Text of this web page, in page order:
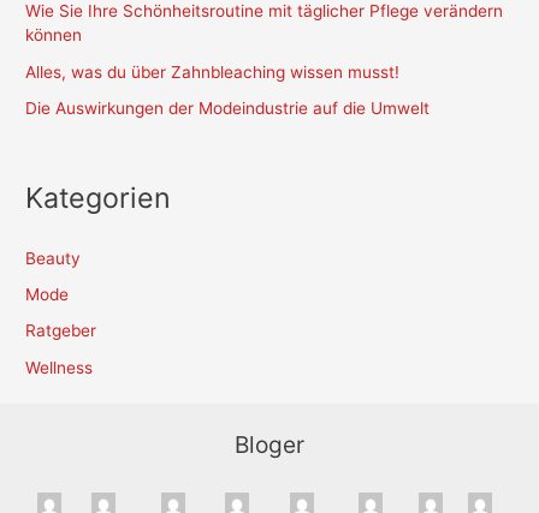
Wie Sie Ihre Schönheitsroutine mit täglicher Pflege verändern
können
Alles, was du über Zahnbleaching wissen musst!
Die Auswirkungen der Modeindustrie auf die Umwelt
Kategorien
Beauty
Mode
Ratgeber
Wellness
Bloger